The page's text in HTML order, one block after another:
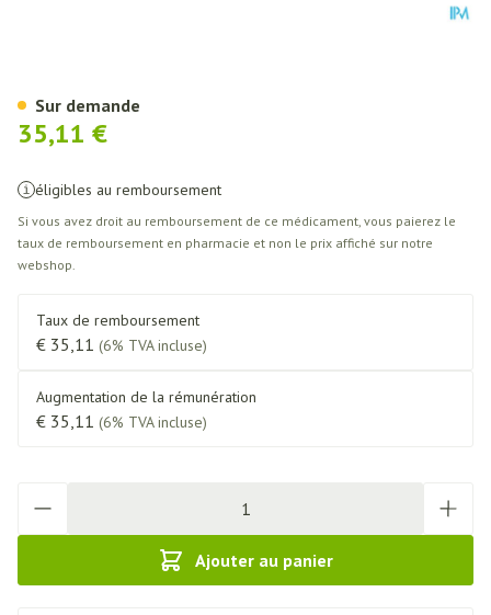
35,11 €
éligibles au remboursement
Si vous avez droit au remboursement de ce médicament, vous paierez le
taux de remboursement en pharmacie et non le prix affiché sur notre
webshop.
Taux de remboursement
€ 35,11 (6% TVA incluse)
Augmentation de la rémunération
€ 35,11 (6% TVA incluse)
Ajouter au panier
Sur demande